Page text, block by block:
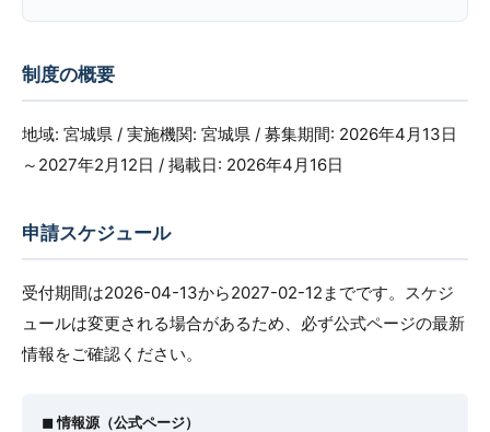
制度の概要
地域: 宮城県 / 実施機関: 宮城県 / 募集期間: 2026年4月13日
～2027年2月12日 / 掲載日: 2026年4月16日
申請スケジュール
受付期間は2026-04-13から2027-02-12までです。スケジ
ュールは変更される場合があるため、必ず公式ページの最新
情報をご確認ください。
◼︎ 情報源（公式ページ）